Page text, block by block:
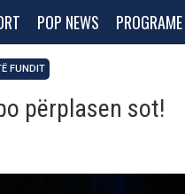
POP NEWS PROGRAME
FUNDIT
përplasen sot!